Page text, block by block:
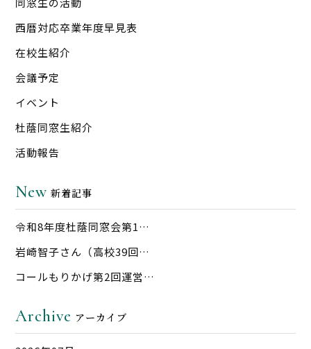
西暦対応卒業年度早見表
在校生紹介
会議予定
イベント
杜蔭同窓生紹介
活動報告
New 新着記事
令和8年度杜蔭同窓会第1…
岩崎智子さん（高校39回…
コールもりかげ第2回運営…
Archive アーカイブ